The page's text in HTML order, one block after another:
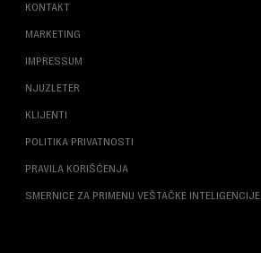
KONTAKT
MARKETING
IMPRESSUM
NJUZLETER
KLIJENTI
POLITIKA PRIVATNOSTI
PRAVILA KORIŠĆENJA
SMERNICE ZA PRIMENU VEŠTAČKE INTELIGENCIJE